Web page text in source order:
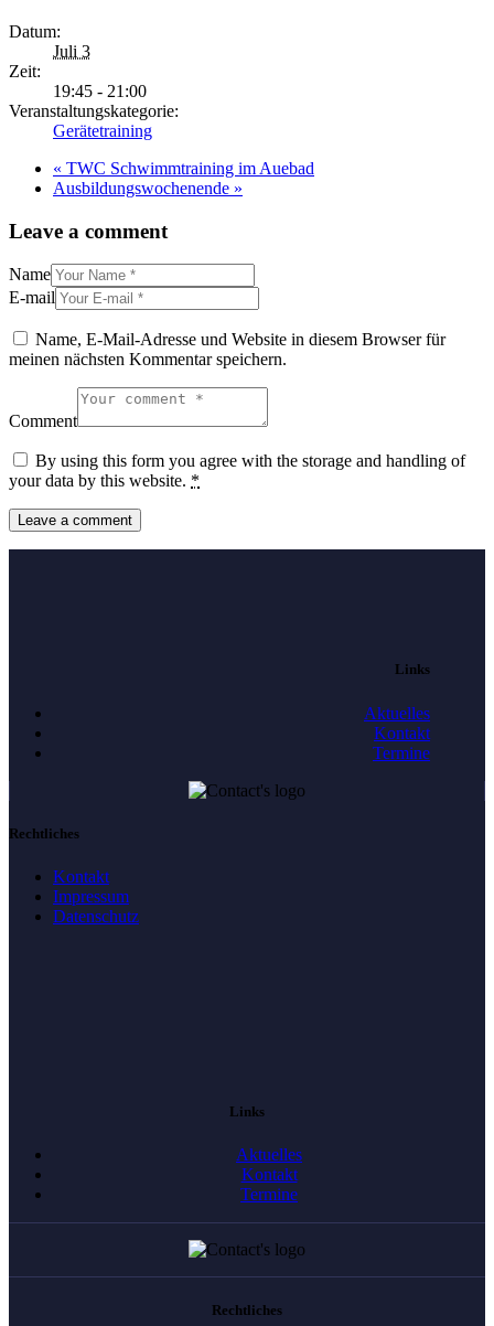
Datum:
Juli 3
Zeit:
19:45 - 21:00
Veranstaltungskategorie:
Gerätetraining
« TWC Schwimmtraining im Auebad
Ausbildungswochenende »
Leave a comment
Name
E-mail
Name, E-Mail-Adresse und Website in diesem Browser für
meinen nächsten Kommentar speichern.
Comment
By using this form you agree with the storage and handling of
your data by this website. *
Links
Aktuelles
Kontakt
Termine
Rechtliches
Kontakt
Impressum
Datenschutz
Links
Aktuelles
Kontakt
Termine
Rechtliches